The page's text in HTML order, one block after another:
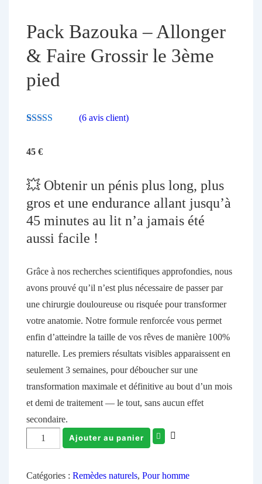
Pack Bazouka – Allonger
& Faire Grossir le 3ème
pied
surnotations
(6 avis client)
45 €
💥 Obtenir un pénis plus long, plus
gros et une endurance allant jusqu’à
45 minutes au lit n’a jamais été
aussi facile !
Grâce à nos recherches scientifiques approfondies, nous
avons prouvé qu’il n’est plus nécessaire de passer par
une chirurgie douloureuse ou risquée pour transformer
votre anatomie. Notre formule renforcée vous permet
enfin d’atteindre la taille de vos rêves de manière 100%
naturelle. Les premiers résultats visibles apparaissent en
seulement 3 semaines, pour déboucher sur une
transformation maximale et définitive au bout d’un mois
et demi de traitement — le tout, sans aucun effet
secondaire.
Ajouter au panier
Catégories : Remèdes naturels, Pour homme